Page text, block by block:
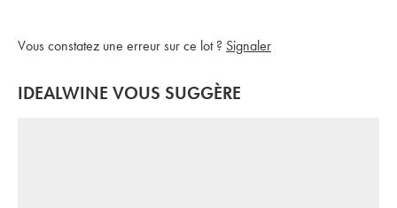
Vous constatez une erreur sur ce lot ? Signaler
IDEALWINE VOUS SUGGÈRE